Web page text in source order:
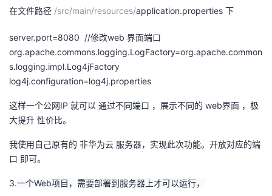
者
学
我
的
课
我
的
我
持
的
技
术
我
的
云
在文件路径 /src/main/resources/application.properties 下
server.port=8080 //修改web 界面端口
org.apache.commons.logging.LogFactory=org.apache.common
s.logging.impl.Log4jFactory
log4j.configuration=log4j.properties
这样一个公网IP 就可以 通过不同端口 ，展示不同的 web界面 ，极
大提升 性价比。
我使用自己原有的 非华为云 服务器，实现此次功能。开放对应的端
口 即可。
3.一个Web项目，需要部署到服务器上才可以运行，